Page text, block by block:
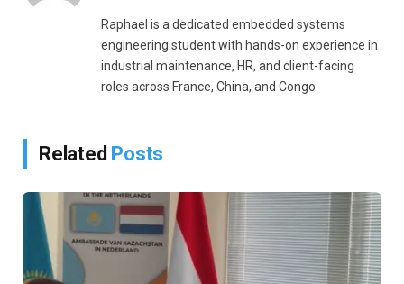
Raphael is a dedicated embedded systems
engineering student with hands-on experience in
industrial maintenance, HR, and client-facing
roles across France, China, and Congo.
Related Posts